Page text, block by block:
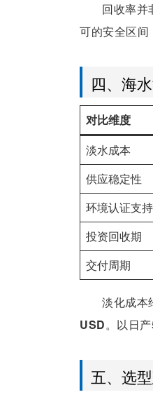
回收率
可的安全区间
四、海
对比维度
淡水成本
供应稳定性
环境认证支持
投资回收期
交付周期
淡化成本
USD。以日
五、选